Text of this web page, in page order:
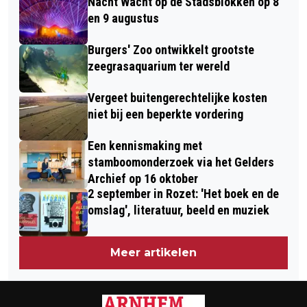
PRIJSUITREIKING
MARIAN DE VAN DER SCHUEREN
en 9 augustus
Burgers' Zoo ontwikkelt grootste
zeegrasaquarium ter wereld
Vergeet buitengerechtelijke kosten
niet bij een beperkte vordering
Een kennismaking met
stamboomonderzoek via het Gelders
Archief op 16 oktober
2 september in Rozet: 'Het boek en de
omslag', literatuur, beeld en muziek
Meer artikelen